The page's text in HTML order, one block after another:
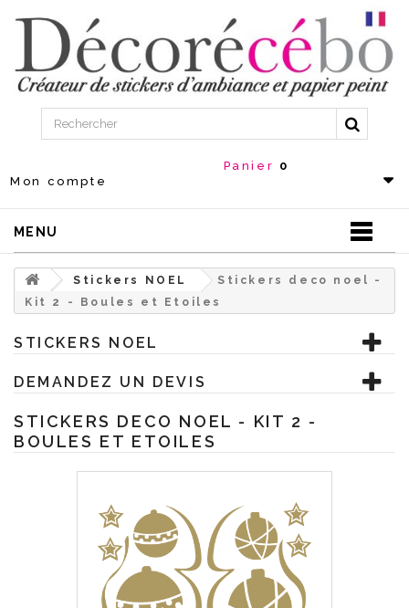
Mon compte
Panier 0
MENU
Stickers NOEL
Stickers deco noel -
Kit 2 - Boules et Etoiles
STICKERS NOEL
DEMANDEZ UN DEVIS
STICKERS DECO NOEL - KIT 2 -
BOULES ET ETOILES